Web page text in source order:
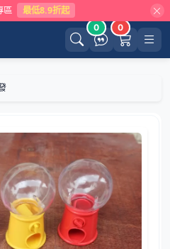
區 最低8.9折起
0 0